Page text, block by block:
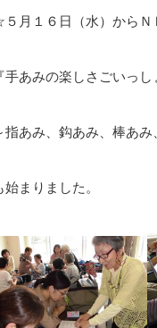
月１６日（水）からＮ
手あみの楽しさごいっし
指あみ、鈎あみ、棒あみ
始まりました。